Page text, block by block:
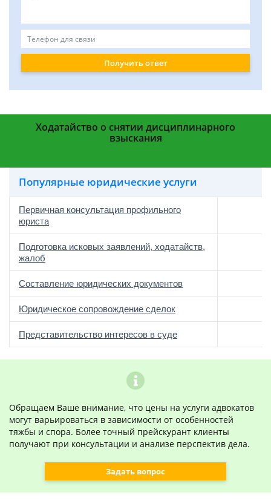
Получить ответ
Ходатайство о снятии дисциплинарного
взыскания
Популярные юридические услуги
Первичная консультация профильного
юриста
Подготовка исковых заявлений, ходатайств,
жалоб
Составление юридических документов
Юридическое сопровождение сделок
Представительство интересов в суде
Обращаем Ваше внимание, что цены на услуги адвокатов
могут варьироваться в зависимости от особенностей
тяжбы и спора. Более точный прейскурант клиенты
получают при консультации и анализе перспектив дела.
Задать вопрос